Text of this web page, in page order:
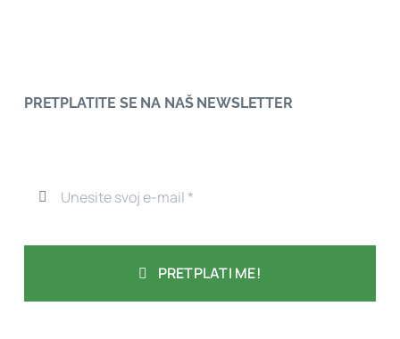
PRETPLATITE SE NA NAŠ NEWSLETTER
PRETPLATI ME!